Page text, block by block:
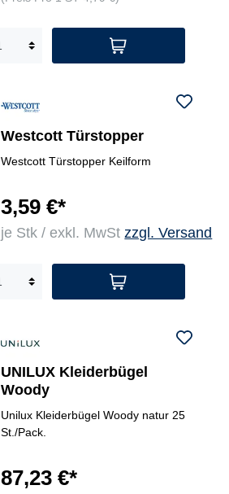
Westcott Türstopper
Westcott Türstopper Keilform
3,59 €*
je Stk / exkl. MwStzzgl. Versand
UNILUX Kleiderbügel
Woody
Unilux Kleiderbügel Woody natur 25
St./Pack.
87,23 €*